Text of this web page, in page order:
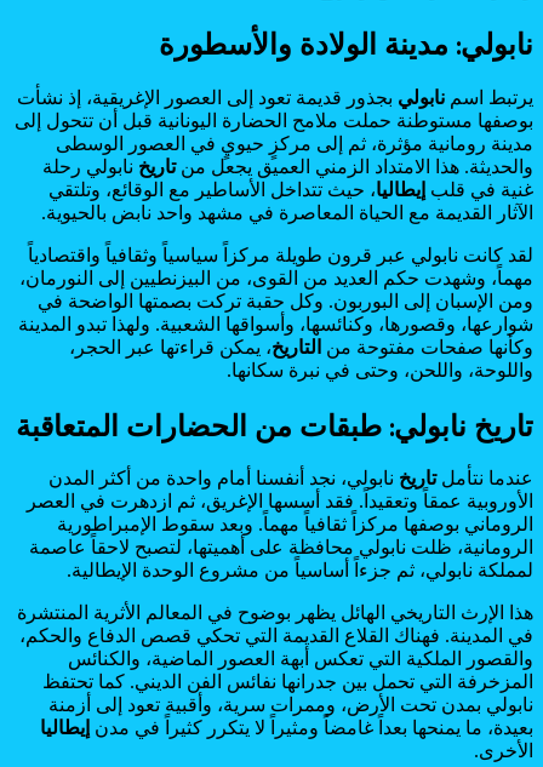
نابولي: مدينة الولادة والأسطورة
يرتبط اسم نابولي بجذور قديمة تعود إلى العصور الإغريقية، إذ نشأت
بوصفها مستوطنة حملت ملامح الحضارة اليونانية قبل أن تتحول إلى
مدينة رومانية مؤثرة، ثم إلى مركزٍ حيويٍ في العصور الوسطى
والحديثة. هذا الامتداد الزمني العميق يجعل منتاريخ نابولي رحلة
غنية في قلب إيطاليا، حيث تتداخل الأساطير مع الوقائع، وتلتقي
الآثار القديمة مع الحياة المعاصرة في مشهد واحد نابض بالحيوية.
لقد كانت نابولي عبر قرون طويلة مركزاً سياسياً وثقافياً واقتصادياً
مهماً، وشهدت حكم العديد من القوى، من البيزنطيين إلى النورمان،
ومن الإسبان إلى البوربون. وكل حقبة تركت بصمتها الواضحة في
شوارعها، وقصورها، وكنائسها، وأسواقها الشعبية. ولهذا تبدو المدينة
وكأنها صفحات مفتوحة من التاريخ، يمكن قراءتها عبر الحجر،
واللوحة، واللحن، وحتى في نبرة سكانها.
تاريخ نابولي: طبقات من الحضارات المتعاقبة
عندما نتأملتاريخ نابولي، نجد أنفسنا أمام واحدة من أكثر المدن
الأوروبية عمقاً وتعقيداً. فقد أسسها الإغريق، ثم ازدهرت في العصر
الروماني بوصفها مركزاً ثقافياً مهماً. وبعد سقوط الإمبراطورية
الرومانية، ظلت نابولي محافظة على أهميتها، لتصبح لاحقاً عاصمة
لمملكة نابولي، ثم جزءاً أساسياً من مشروع الوحدة الإيطالية.
هذا الإرث التاريخي الهائل يظهر بوضوح في المعالم الأثرية المنتشرة
في المدينة. فهناك القلاع القديمة التي تحكي قصص الدفاع والحكم،
والقصور الملكية التي تعكس أبهة العصور الماضية، والكنائس
المزخرفة التي تحمل بين جدرانها نفائس الفن الديني. كما تحتفظ
نابولي بمدن تحت الأرض، وممرات سرية، وأقبية تعود إلى أزمنة
بعيدة، ما يمنحها بعداً غامضاً ومثيراً لا يتكرر كثيراً في مدن إيطاليا
الأخرى.